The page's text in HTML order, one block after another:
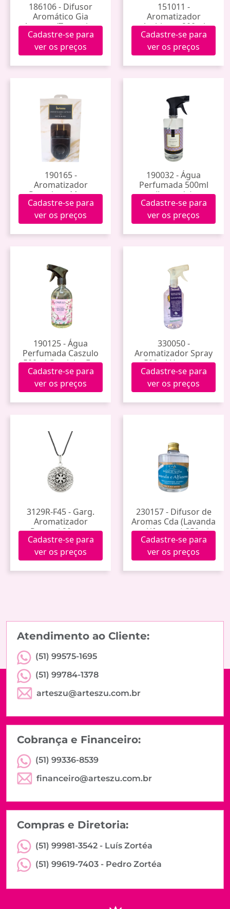
186106 - Difusor
Aromático Gia
Aromas (Tangerine
Mimosa) 100ml
Cadastre-se para
ver os preços
151011 -
Aromatizador
Ambiente 200ml
Capim Limão
Cadastre-se para
ver os preços
190165 -
Aromatizador
Porcelana Matte
Black
Cadastre-se para
ver os preços
190032 - Água
Perfumada 500ml
(Lavanda)
Cadastre-se para
ver os preços
190125 - Água
Perfumada Caszulo
500ml Cerejeira Em
Flor
Cadastre-se para
ver os preços
330050 -
Aromatizador Spray
500ml Hanauer
(Lavanda)
Cadastre-se para
ver os preços
3129R-F45 - Garg.
Aromatizador
Pessoal 20mm -
Prateado Cordão
Fino 45cm
Cadastre-se para
ver os preços
230157 - Difusor de
Aromas Cda (Lavanda
e Alfazema) 350ml
Cadastre-se para
ver os preços
Atendimento ao Cliente:
(51) 99575-1695
(51) 99784-1378
arteszu@arteszu.com.br
Cobrança e Financeiro:
(51) 99336-8539
financeiro@arteszu.com.br
Compras e Diretoria:
(51) 99981-3542 - Luís Zortéa
(51) 99619-7403 - Pedro Zortéa